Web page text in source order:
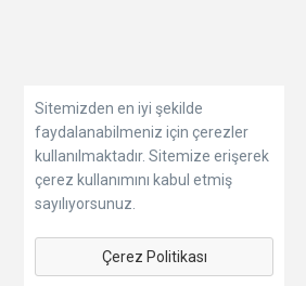
Sitemizden en iyi şekilde
faydalanabilmeniz için çerezler
kullanılmaktadır. Sitemize erişerek
çerez kullanımını kabul etmiş
sayılıyorsunuz.
Çerez Politikası